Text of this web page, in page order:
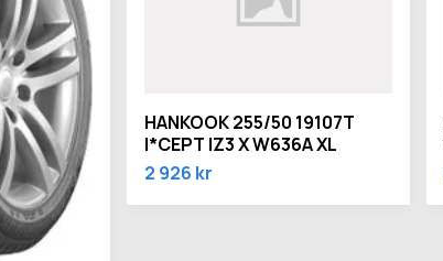
HANKOOK 255/50 19107T
I*CEPT IZ3 X W636A XL
2 926 kr